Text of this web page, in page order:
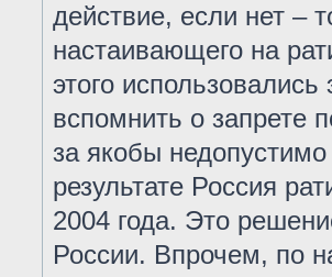
действие, если нет –
настаивающего на
этого
вспомнить о запрете
за якобы
результате Россия
2004 года. Это
России. Впрочем, по